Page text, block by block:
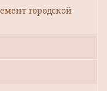
городской